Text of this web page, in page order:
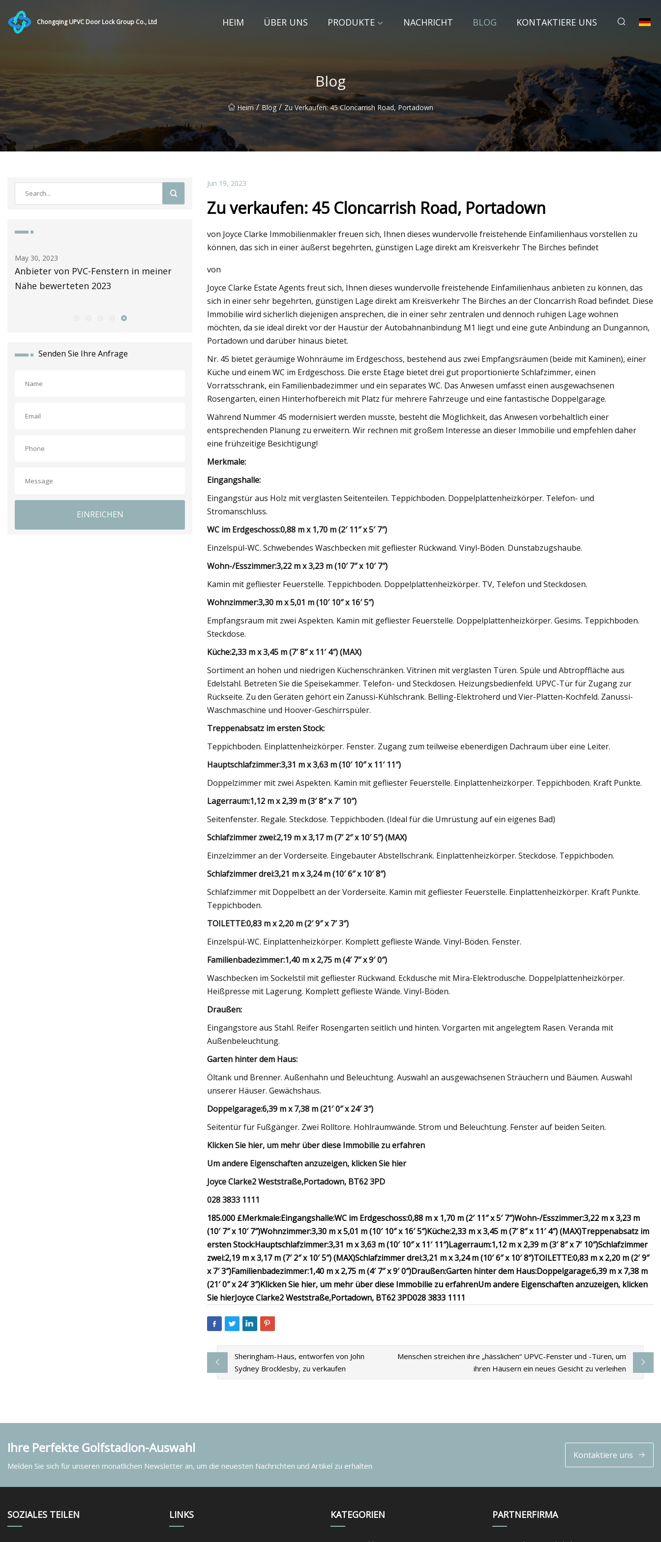
Chongqing UPVC Door Lock Group Co., Ltd HEIM ÜBER UNS PRODUKTE NACHRICHT BLOG KONTAKTIERE UNS
Blog
Heim / Blog / Zu Verkaufen: 45 Cloncarrish Road, Portadown
May 30, 2023
Anbieter von PVC-Fenstern in meiner
Nähe bewerteten 2023
Automated insulating glass production
by LiSEC at Felbermayer Fenster und
Türen
Senden Sie Ihre Anfrage
EINREICHEN
Jun 19, 2023
Zu verkaufen: 45 Cloncarrish Road, Portadown
von Joyce Clarke Immobilienmakler freuen sich, Ihnen dieses wundervolle freistehende Einfamilienhaus vorstellen zu
können, das sich in einer äußerst begehrten, günstigen Lage direkt am Kreisverkehr The Birches befindet
von
Joyce Clarke Estate Agents freut sich, Ihnen dieses wundervolle freistehende Einfamilienhaus anbieten zu können, das
sich in einer sehr begehrten, günstigen Lage direkt am Kreisverkehr The Birches an der Cloncarrish Road befindet. Diese
Immobilie wird sicherlich diejenigen ansprechen, die in einer sehr zentralen und dennoch ruhigen Lage wohnen
möchten, da sie ideal direkt vor der Haustür der Autobahnanbindung M1 liegt und eine gute Anbindung an Dungannon,
Portadown und darüber hinaus bietet.
Nr. 45 bietet geräumige Wohnräume im Erdgeschoss, bestehend aus zwei Empfangsräumen (beide mit Kaminen), einer
Küche und einem WC im Erdgeschoss. Die erste Etage bietet drei gut proportionierte Schlafzimmer, einen
Vorratsschrank, ein Familienbadezimmer und ein separates WC. Das Anwesen umfasst einen ausgewachsenen
Rosengarten, einen Hinterhofbereich mit Platz für mehrere Fahrzeuge und eine fantastische Doppelgarage.
Während Nummer 45 modernisiert werden musste, besteht die Möglichkeit, das Anwesen vorbehaltlich einer
entsprechenden Planung zu erweitern. Wir rechnen mit großem Interesse an dieser Immobilie und empfehlen daher
eine frühzeitige Besichtigung!
Merkmale:
Eingangshalle:
Eingangstür aus Holz mit verglasten Seitenteilen. Teppichboden. Doppelplattenheizkörper. Telefon- und
Stromanschluss.
WC im Erdgeschoss:0,88 m x 1,70 m (2′ 11″ x 5′ 7″)
Einzelspül-WC. Schwebendes Waschbecken mit gefliester Rückwand. Vinyl-Böden. Dunstabzugshaube.
Wohn-/Esszimmer:3,22 m x 3,23 m (10′ 7″ x 10′ 7″)
Kamin mit gefliester Feuerstelle. Teppichboden. Doppelplattenheizkörper. TV, Telefon und Steckdosen.
Wohnzimmer:3,30 m x 5,01 m (10′ 10″ x 16′ 5″)
Empfangsraum mit zwei Aspekten. Kamin mit gefliester Feuerstelle. Doppelplattenheizkörper. Gesims. Teppichboden.
Steckdose.
Küche:2,33 m x 3,45 m (7′ 8″ x 11′ 4″) (MAX)
Sortiment an hohen und niedrigen Küchenschränken. Vitrinen mit verglasten Türen. Spüle und Abtropffläche aus
Edelstahl. Betreten Sie die Speisekammer. Telefon- und Steckdosen. Heizungsbedienfeld. UPVC-Tür für Zugang zur
Rückseite. Zu den Geräten gehört ein Zanussi-Kühlschrank. Belling-Elektroherd und Vier-Platten-Kochfeld. Zanussi-
Waschmaschine und Hoover-Geschirrspüler.
Treppenabsatz im ersten Stock:
Teppichboden. Einplattenheizkörper. Fenster. Zugang zum teilweise ebenerdigen Dachraum über eine Leiter.
Hauptschlafzimmer:3,31 m x 3,63 m (10′ 10″ x 11′ 11″)
Doppelzimmer mit zwei Aspekten. Kamin mit gefliester Feuerstelle. Einplattenheizkörper. Teppichboden. Kraft Punkte.
Lagerraum:1,12 m x 2,39 m (3′ 8″ x 7′ 10″)
Seitenfenster. Regale. Steckdose. Teppichboden. (Ideal für die Umrüstung auf ein eigenes Bad)
Schlafzimmer zwei:2,19 m x 3,17 m (7′ 2″ x 10′ 5″) (MAX)
Einzelzimmer an der Vorderseite. Eingebauter Abstellschrank. Einplattenheizkörper. Steckdose. Teppichboden.
Schlafzimmer drei:3,21 m x 3,24 m (10′ 6″ x 10′ 8″)
Schlafzimmer mit Doppelbett an der Vorderseite. Kamin mit gefliester Feuerstelle. Einplattenheizkörper. Kraft Punkte.
Teppichboden.
TOILETTE:0,83 m x 2,20 m (2′ 9″ x 7′ 3″)
Einzelspül-WC. Einplattenheizkörper. Komplett geflieste Wände. Vinyl-Böden. Fenster.
Familienbadezimmer:1,40 m x 2,75 m (4′ 7″ x 9′ 0″)
Waschbecken im Sockelstil mit gefliester Rückwand. Eckdusche mit Mira-Elektrodusche. Doppelplattenheizkörper.
Heißpresse mit Lagerung. Komplett geflieste Wände. Vinyl-Böden.
Draußen:
Eingangstore aus Stahl. Reifer Rosengarten seitlich und hinten. Vorgarten mit angelegtem Rasen. Veranda mit
Außenbeleuchtung.
Garten hinter dem Haus:
Öltank und Brenner. Außenhahn und Beleuchtung. Auswahl an ausgewachsenen Sträuchern und Bäumen. Auswahl
unserer Häuser. Gewächshaus.
Doppelgarage:6,39 m x 7,38 m (21′ 0″ x 24′ 3″)
Seitentür für Fußgänger. Zwei Rolltore. Hohlraumwände. Strom und Beleuchtung. Fenster auf beiden Seiten.
Klicken Sie hier, um mehr über diese Immobilie zu erfahren
Um andere Eigenschaften anzuzeigen, klicken Sie hier
Joyce Clarke2 Weststraße,Portadown, BT62 3PD
028 3833 1111
185.000 £Merkmale:Eingangshalle:WC im Erdgeschoss:0,88 m x 1,70 m (2′ 11″ x 5′ 7″)Wohn-/Esszimmer:3,22 m x 3,23 m
(10′ 7″ x 10′ 7″)Wohnzimmer:3,30 m x 5,01 m (10′ 10″ x 16′ 5″)Küche:2,33 m x 3,45 m (7′ 8″ x 11′ 4″) (MAX)Treppenabsatz im
ersten Stock:Hauptschlafzimmer:3,31 m x 3,63 m (10′ 10″ x 11′ 11″)Lagerraum:1,12 m x 2,39 m (3′ 8″ x 7′ 10″)Schlafzimmer
zwei:2,19 m x 3,17 m (7′ 2″ x 10′ 5″) (MAX)Schlafzimmer drei:3,21 m x 3,24 m (10′ 6″ x 10′ 8″)TOILETTE:0,83 m x 2,20 m (2′ 9″
x 7′ 3″)Familienbadezimmer:1,40 m x 2,75 m (4′ 7″ x 9′ 0″)Draußen:Garten hinter dem Haus:Doppelgarage:6,39 m x 7,38 m
(21′ 0″ x 24′ 3″)Klicken Sie hier, um mehr über diese Immobilie zu erfahrenUm andere Eigenschaften anzuzeigen, klicken
Sie hierJoyce Clarke2 Weststraße,Portadown, BT62 3PD028 3833 1111
Sheringham-Haus, entworfen von John
Sydney Brocklesby, zu verkaufen
Menschen streichen ihre „hässlichen“ UPVC-Fenster und -Türen, um
ihren Häusern ein neues Gesicht zu verleihen
Ihre Perfekte Golfstadion-Auswahl
Melden Sie sich für unseren monatlichen Newsletter an, um die neuesten Nachrichten und Artikel zu erhalten
Kontaktiere uns
SOZIALES TEILEN LINKS KATEGORIEN PARTNERFIRMA